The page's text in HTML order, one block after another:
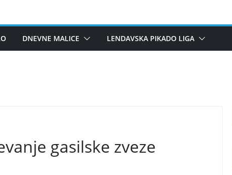
DNEVNE MALICE LENDAVSKA PIKADO LIGA
gasilske zveze